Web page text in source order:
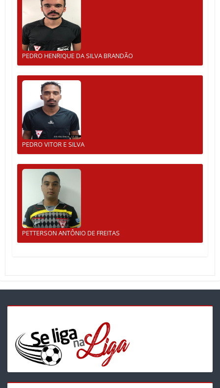
PEDRO HENRIQUE DA SILVA BRANDÃO
PEDRO VITOR E SILVA
PETTERSON ANTÔNIO DE FREITAS